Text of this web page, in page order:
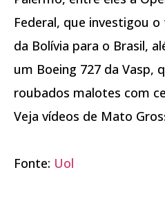
Federal, que investigou
da Bolívia para o Brasil,
um Boeing 727 da Vasp,
roubados malotes com
Veja vídeos de Mato
Fonte: Uol